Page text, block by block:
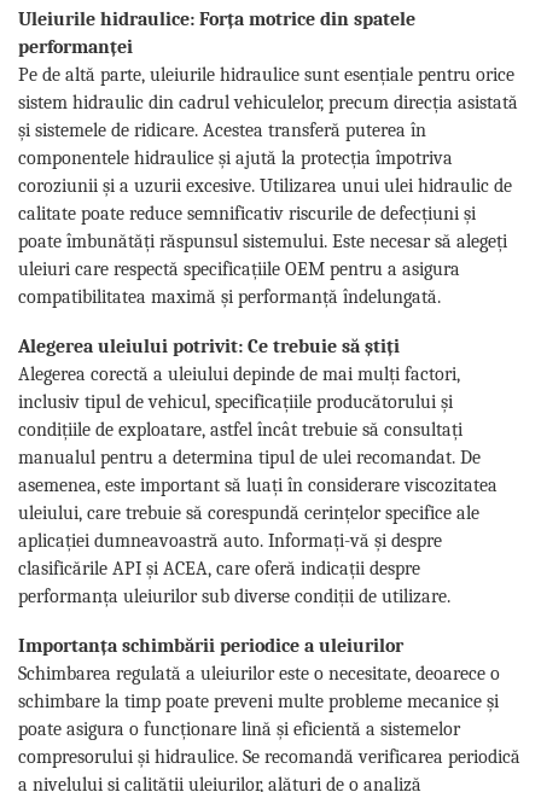
Uleiurile hidraulice: Forța motrice din spatele
performanței
Pe de altă parte, uleiurile hidraulice sunt esențiale pentru orice
sistem hidraulic din cadrul vehiculelor, precum direcția asistată
și sistemele de ridicare. Acestea transferă puterea în
componentele hidraulice și ajută la protecția împotriva
coroziunii și a uzurii excesive. Utilizarea unui ulei hidraulic de
calitate poate reduce semnificativ riscurile de defecțiuni și
poate îmbunătăți răspunsul sistemului. Este necesar să alegeți
uleiuri care respectă specificațiile OEM pentru a asigura
compatibilitatea maximă și performanță îndelungată.
Alegerea uleiului potrivit: Ce trebuie să știți
Alegerea corectă a uleiului depinde de mai mulți factori,
inclusiv tipul de vehicul, specificațiile producătorului și
condițiile de exploatare, astfel încât trebuie să consultați
manualul pentru a determina tipul de ulei recomandat. De
asemenea, este important să luați în considerare viscozitatea
uleiului, care trebuie să corespundă cerințelor specifice ale
aplicației dumneavoastră auto. Informați-vă și despre
clasificările API și ACEA, care oferă indicații despre
performanța uleiurilor sub diverse condiții de utilizare.
Importanța schimbării periodice a uleiurilor
Schimbarea regulată a uleiurilor este o necesitate, deoarece o
schimbare la timp poate preveni multe probleme mecanice și
poate asigura o funcționare lină și eficientă a sistemelor
compresorului și hidraulice. Se recomandă verificarea periodică
a nivelului și calității uleiurilor, alături de o analiză